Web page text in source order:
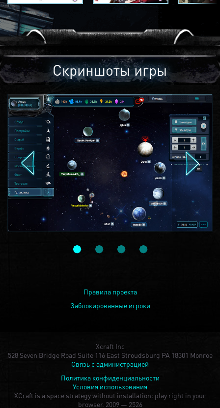
Скриншоты игры
Правила проекта
Заблокированные игроки
Xcraft Inc
528 Seven Bridge Road Suite 116 East Stroudsburg PA 18301 Monroe
Связь с администрацией
Политика конфиденциальности
Условия использования
XCraft is a space strategy without installation: play right in your
browser. 2009 — 2526